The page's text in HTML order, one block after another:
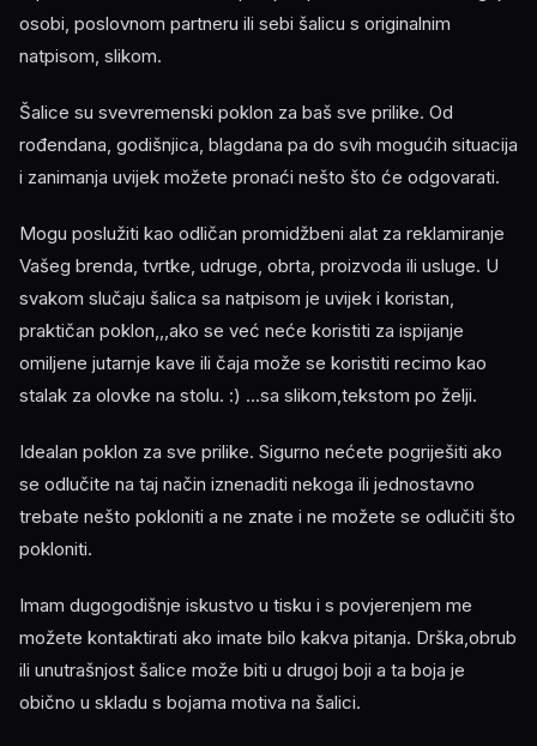
osobi, poslovnom partneru ili sebi šalicu s originalnim
natpisom, slikom.
Šalice su svevremenski poklon za baš sve prilike. Od
rođendana, godišnjica, blagdana pa do svih mogućih situacija
i zanimanja uvijek možete pronaći nešto što će odgovarati.
Mogu poslužiti kao odličan promidžbeni alat za reklamiranje
Vašeg brenda, tvrtke, udruge, obrta, proizvoda ili usluge. U
svakom slučaju šalica sa natpisom je uvijek i koristan,
praktičan poklon,,,ako se već neće koristiti za ispijanje
omiljene jutarnje kave ili čaja može se koristiti recimo kao
stalak za olovke na stolu. :) ...sa slikom,tekstom po želji.
Idealan poklon za sve prilike. Sigurno nećete pogriješiti ako
se odlučite na taj način iznenaditi nekoga ili jednostavno
trebate nešto pokloniti a ne znate i ne možete se odlučiti što
pokloniti.
Imam dugogodišnje iskustvo u tisku i s povjerenjem me
možete kontaktirati ako imate bilo kakva pitanja. Drška,obrub
ili unutrašnjost šalice može biti u drugoj boji a ta boja je
obično u skladu s bojama motiva na šalici.